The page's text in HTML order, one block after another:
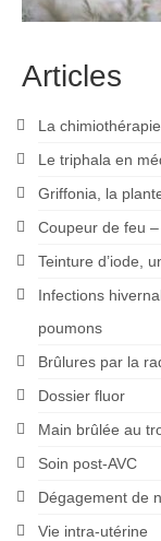
Articles
La
Le triphala en
Griffonia, la
Coupeur de feu
Teinture d’iode,
Infections
poumons
Brûlures par la
Dossier fluor
Main brûlée au
Soin post-AVC
Dégagement de
Vie intra-utérine